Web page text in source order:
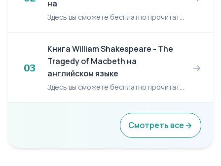
на
Здесь вы сможете бесплатно прочитать книгу: William Shakespeare "The Tragedy of Othello, Moor of Venice". Dramatis Personae OTHELLO, the Moor, general of the Venetian forces DESDEMONA,...
03
Книга William Shakespeare - The
Tragedy of Macbeth на
английском языке
Здесь вы сможете бесплатно прочитать книгу: William Shakespeare "The Tragedy of Macbeth". Dramatis Personae DUNCAN, King of Scotland MACBETH, Thane of Glamis and Cawdor, a general in t...
→
Смотреть все